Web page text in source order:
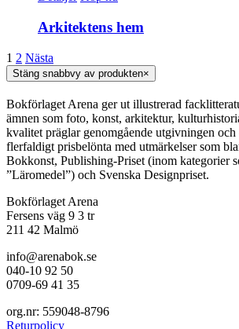
Arkitektens hem
1 2 Nästa
Stäng snabbvy av produkten×
Bokförlaget Arena ger ut illustrerad
ämnen som foto, konst, arkitektur,
kvalitet präglar genomgående utgivningen och
flerfaldigt prisbelönta med utmärkelser som
Bokkonst, Publishing-Priset (inom kategorier
”Läromedel”) och Svenska Designpriset.
Bokförlaget Arena
Fersens väg 9 3 tr
211 42 Malmö
info@arenabok.se
040-10 92 50
0709-69 41 35
org.nr: 559048-8796
Returpolicy